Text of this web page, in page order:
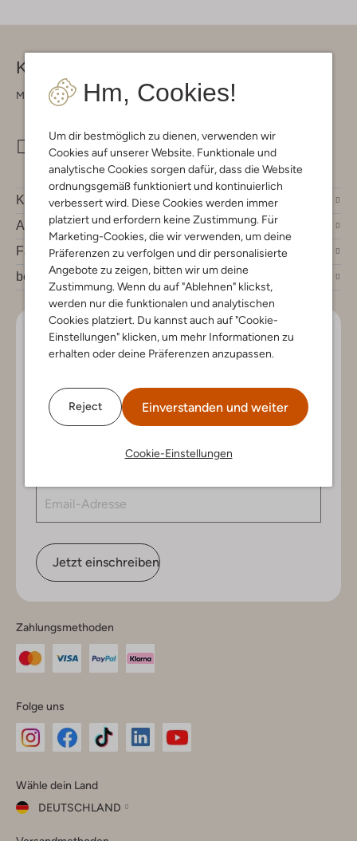
Hm, Cookies!
Um dir bestmöglich zu dienen, verwenden wir
Cookies auf unserer Website. Funktionale und
analytische Cookies sorgen dafür, dass die Website
ordnungsgemäß funktioniert und kontinuierlich
verbessert wird. Diese Cookies werden immer
platziert und erfordern keine Zustimmung. Für
Marketing-Cookies, die wir verwenden, um deine
Präferenzen zu verfolgen und dir personalisierte
Angebote zu zeigen, bitten wir um deine
Zustimmung. Wenn du auf "Ablehnen" klickst,
werden nur die funktionalen und analytischen
Cookies platziert. Du kannst auch auf "Cookie-
Einstellungen" klicken, um mehr Informationen zu
erhalten oder deine Präferenzen anzupassen.
Reject Einverstanden und weiter
Cookie-Einstellungen
Kontakt
Montag - Freitag 09:00 - 17:00 uur
info@omoda.de
Kundenservice
Account
Fashion News
bei Omoda
Lass uns in Kontakt bleiben
exklusiven Angeboten, nur für dich. Abonniere den
Newsletter und gewinne einen Einkaufsgutschein im
Wert von €150.
Jetzt einschreiben
Zahlungsmethoden
Folge uns
Instagram
Facebook
TikTok
Wähle dein Land
DEUTSCHLAND